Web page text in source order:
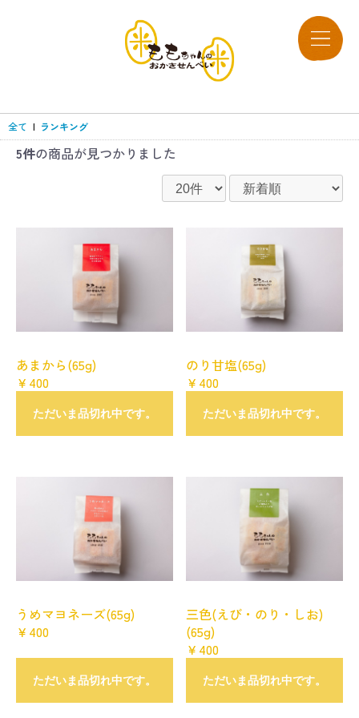
全て | ランキング
5件の商品が見つかりました
あまから(65g)
￥400
ただいま品切れ中です。
のり甘塩(65g)
￥400
ただいま品切れ中です。
うめマヨネーズ(65g)
￥400
ただいま品切れ中です。
三色(えび・のり・しお)
(65g)
￥400
ただいま品切れ中です。